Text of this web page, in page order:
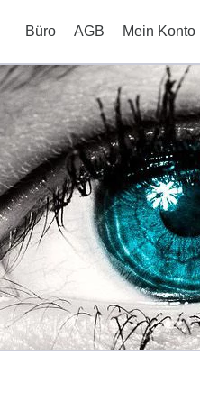
Büro AGB Mein Konto